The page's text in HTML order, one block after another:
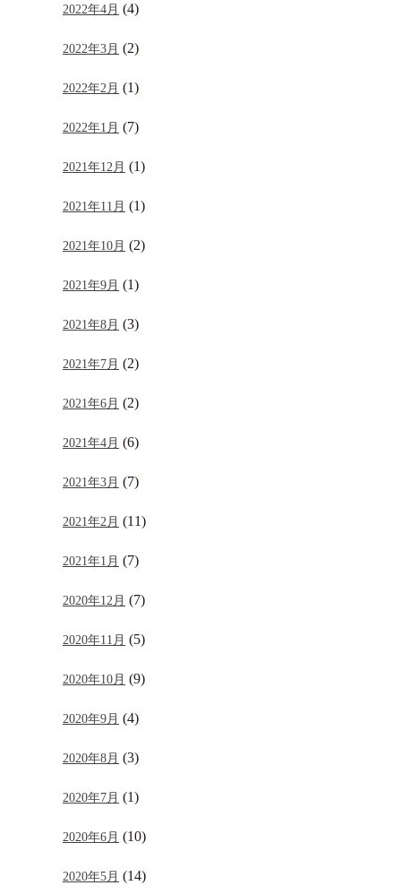
2022年4月 (4)
2022年3月 (2)
2022年2月 (1)
2022年1月 (7)
2021年12月 (1)
2021年11月 (1)
2021年10月 (2)
2021年9月 (1)
2021年8月 (3)
2021年7月 (2)
2021年6月 (2)
2021年4月 (6)
2021年3月 (7)
2021年2月 (11)
2021年1月 (7)
2020年12月 (7)
2020年11月 (5)
2020年10月 (9)
2020年9月 (4)
2020年8月 (3)
2020年7月 (1)
2020年6月 (10)
2020年5月 (14)